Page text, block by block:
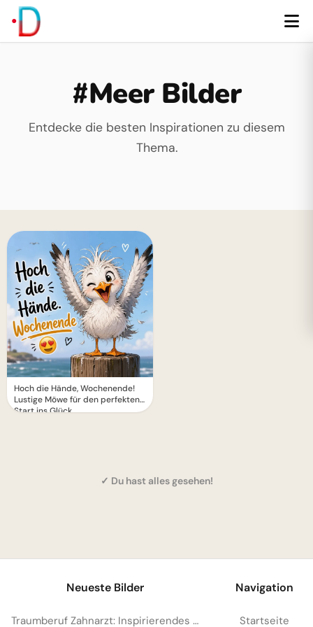
#Meer Bilder
Entdecke die besten Inspirationen zu diesem
Thema.
Hoch die Hände, Wochenende!
Lustige Möwe für den perfekten
Start ins Glück.
✓ Du hast alles gesehen!
Neueste Bilder
Traumberuf Zahnarzt: Inspirierendes Bild für WhatsApp-Schüler zum Start
Navigation
Startseite